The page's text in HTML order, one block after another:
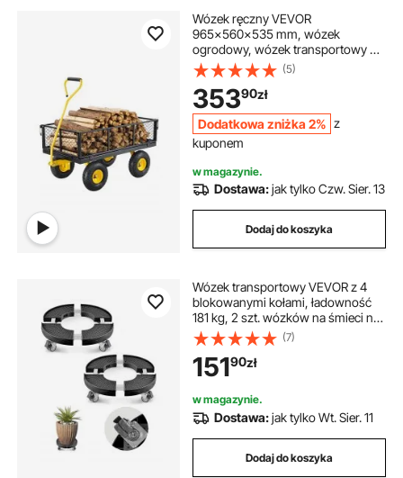
Wózek ręczny VEVOR
965x560x535 mm, wózek
ogrodowy, wózek transportowy na
kółkach, wózek narzędziowy z
oponami i zdejmowanymi bokami z
siatki (możliwość przekształcenia w
platformę) oraz rączką obracaną o
180°
(5)
35390zł
Dodatkowa zniżka 2% z
kuponem
w magazynie.
Dostawa:jak tylko Czw. Sier. 13
Dodaj do koszyka
Wózek transportowy VEVOR z 4
blokowanymi kołami, ładowność
181 kg, 2 szt. wózków na śmieci na
kółkach 380-580 mm, regulowany,
wózek transportowy,
wielofunkcyjny, czarny
(7)
15190zł
w magazynie.
Dostawa:jak tylko Wt. Sier. 11
Dodaj do koszyka